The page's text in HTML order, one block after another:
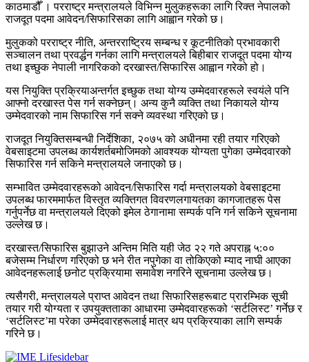
काठमाडौँ । परराष्ट्र मन्त्रालयले विभिन्न मुलुकहरूका लागि रिक्त नेपालको
राजदूत पदमा आवेदन/सिफारिसका लागि आह्वान गरेको छ।
मुलुकको परराष्ट्र नीति, अन्तरराष्ट्रिय सम्बन्ध र कूटनीतिको प्रभावकारी
सञ्चालन तथा प्रवर्द्धन गर्नका लागि मन्त्रालयले बिहीबार राजदूत पदमा योग्य
तथा इच्छुक नेपाली नागरिकको दरखास्त/सिफारिस आह्वान गरेको हो।
यस नियुक्ति प्रक्रियाअन्तर्गत इच्छुक तथा योग्य उम्मेदवारहरूले स्वयंले पनि
आफ्नो दरखास्त पेस गर्न सक्नेछन्। अन्य कुनै व्यक्ति तथा निकायले योग्य
उम्मेदवारको नाम सिफारिस गर्न सक्ने व्यवस्था गरिएको छ।
राजदूत नियुक्तिसम्बन्धी निर्देशिका, २०७५ को अधीनमा रही तयार गरिएको
वेबसाइटमा उपलब्ध कार्यशर्तबमोजिमको आवश्यक योग्यता पुगेका उम्मेदवारको
सिफारिस गर्न सकिने मन्त्रालयले जनाएको छ।
सम्भावित उम्मेदवारहरूको आवेदन/सिफारिस गर्दा मन्त्रालयको वेबसाइटमा
उपलब्ध फारममार्फत विस्तृत व्यक्तिगत विवरणलगायतका कागजातहरू पेस
गर्नुपर्नेछ वा मन्त्रालयले दिएको इमेल ठेगानामा सम्पर्क पनि गर्न सकिने सूचनामा
उल्लेख छ।
दरखास्त/सिफारिस बुझाउने अन्तिम मिति यही जेठ २२ गते अपराह्न ५:००
बजेसम्म निर्धारण गरिएको छ भने रीत नपुगेका वा तोकिएको म्याद नाघी आएका
आवेदनहरूलाई छनोट प्रक्रियामा समावेश नगरिने सूचनामा उल्लेख छ।
त्यसैगरी, मन्त्रालयले प्राप्त आवेदन तथा सिफारिसहरूबाट प्रारम्भिक सूची
तयार गरी योग्यता र उपयुक्तताका आधारमा उम्मेदवारहरूको ‘सर्टलिस्ट’ गर्नेछ र
‘सर्टलिस्ट’मा परेका उम्मेदवारहरूलाई मात्र थप प्रक्रियाका लागि सम्पर्क
गरिने छ।